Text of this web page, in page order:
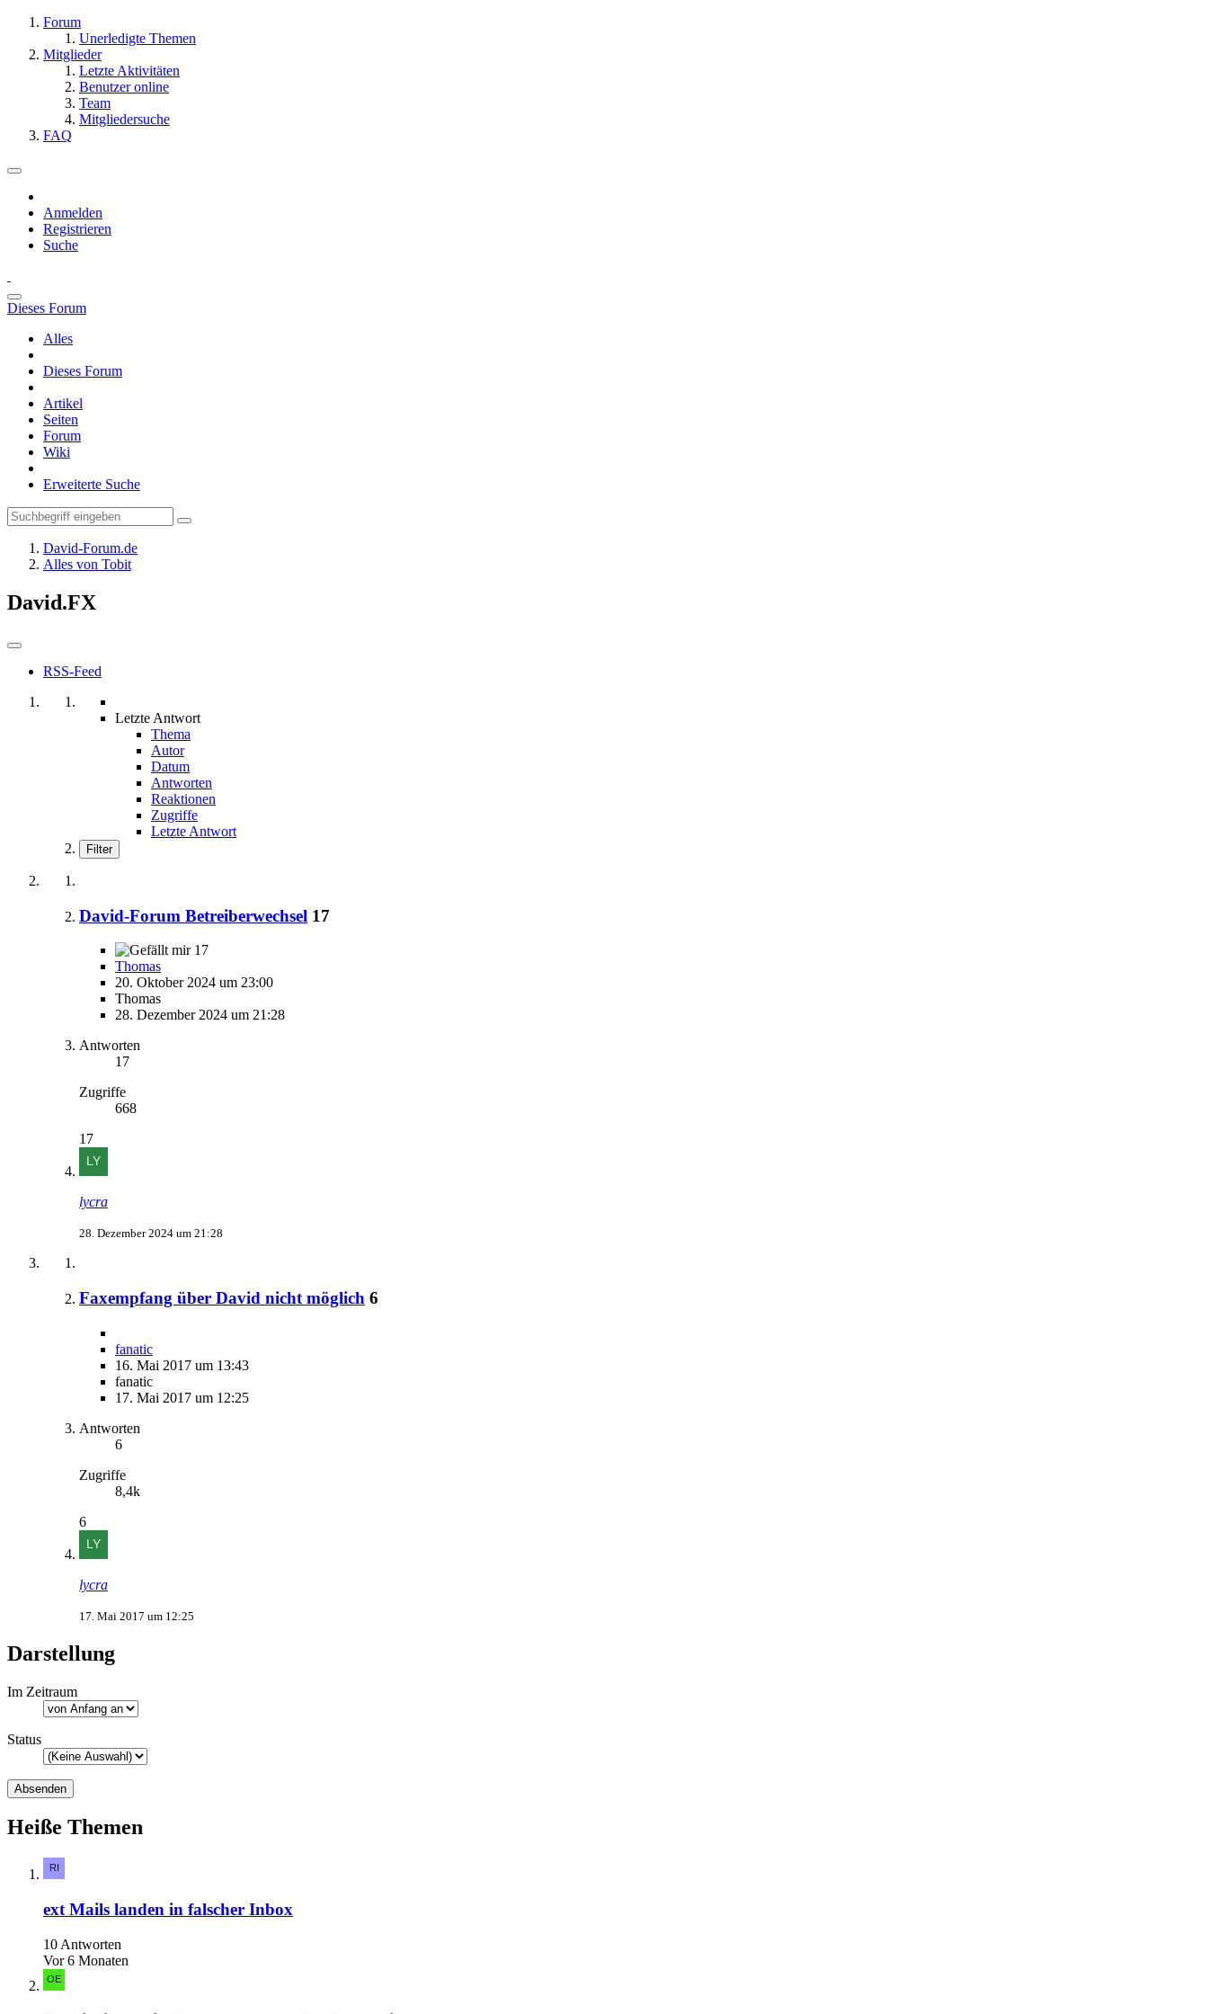
Forum
Unerledigte Themen
Mitglieder
Letzte Aktivitäten
Benutzer online
Team
Mitgliedersuche
FAQ
Anmelden
Registrieren
Suche
Dieses Forum
Alles
Dieses Forum
Artikel
Seiten
Forum
Wiki
Erweiterte Suche
David-Forum.de
Alles von Tobit
David.FX
RSS-Feed
Letzte Antwort
Thema
Autor
Datum
Antworten
Reaktionen
Zugriffe
Letzte Antwort
Filter
David-Forum Betreiberwechsel 17
17
Thomas
20. Oktober 2024 um 23:00
Thomas
28. Dezember 2024 um 21:28
Antworten
17
Zugriffe
668
17
lycra
28. Dezember 2024 um 21:28
Faxempfang über David nicht möglich 6
fanatic
16. Mai 2017 um 13:43
fanatic
17. Mai 2017 um 12:25
Antworten
6
Zugriffe
8,4k
6
lycra
17. Mai 2017 um 12:25
Darstellung
Im Zeitraum
Status
Heiße Themen
ext Mails landen in falscher Inbox
10 Antworten
Vor 6 Monaten